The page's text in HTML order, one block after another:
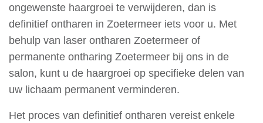
ongewenste haargroei te verwijderen, dan is
definitief ontharen in Zoetermeer iets voor u. Met
behulp van laser ontharen Zoetermeer of
permanente ontharing Zoetermeer bij ons in de
salon, kunt u de haargroei op specifieke delen van
uw lichaam permanent verminderen.
Het proces van definitief ontharen vereist enkele